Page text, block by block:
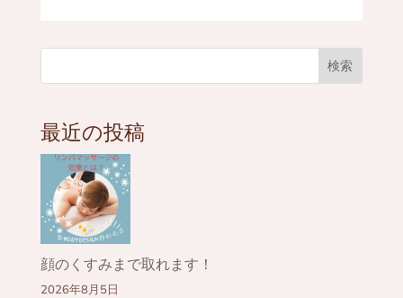
検索
最近の投稿
顔のくすみまで取れます！
2026年8月5日